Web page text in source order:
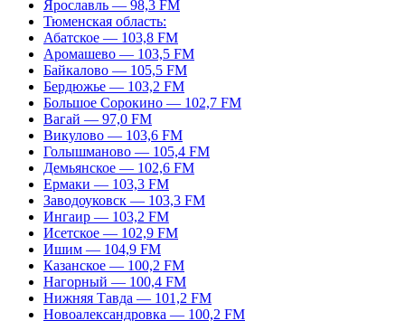
Ярославль — 98,3 FM
Тюменская область:
Абатское — 103,8 FM
Аромашево — 103,5 FM
Байкалово — 105,5 FM
Бердюжье — 103,2 FM
Большое Сорокино — 102,7 FM
Вагай — 97,0 FM
Викулово — 103,6 FM
Голышманово — 105,4 FM
Демьянское — 102,6 FM
Ермаки — 103,3 FM
Заводоуковск — 103,3 FM
Ингаир — 103,2 FM
Исетское — 102,9 FM
Ишим — 104,9 FM
Казанское — 100,2 FM
Нагорный — 100,4 FM
Нижняя Тавда — 101,2 FM
Новоалександровка — 100,2 FM